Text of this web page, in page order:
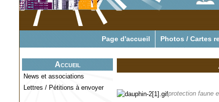
Pour tout savoir
Page d'accueil Photos / Cartes
Accueil
News et associations
Lettres / Pétitions à envoyer
protection faune